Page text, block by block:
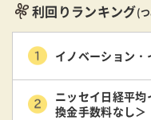
利回りランキング(
イノベーション
ニッセイ日経平均
換金手数料なし＞